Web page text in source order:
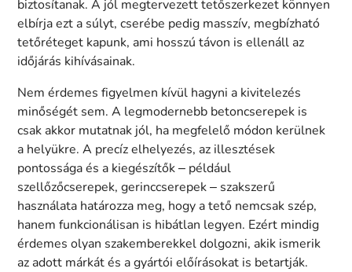
biztosítanak. A jól megtervezett tetőszerkezet könnyen
elbírja ezt a súlyt, cserébe pedig masszív, megbízható
tetőréteget kapunk, ami hosszú távon is ellenáll az
időjárás kihívásainak.
Nem érdemes figyelmen kívül hagyni a kivitelezés
minőségét sem. A legmodernebb betoncserepek is
csak akkor mutatnak jól, ha megfelelő módon kerülnek
a helyükre. A precíz elhelyezés, az illesztések
pontossága és a kiegészítők – például
szellőzőcserepek, gerinccserepek – szakszerű
használata határozza meg, hogy a tető nemcsak szép,
hanem funkcionálisan is hibátlan legyen. Ezért mindig
érdemes olyan szakemberekkel dolgozni, akik ismerik
az adott márkát és a gyártói előírásokat is betartják.